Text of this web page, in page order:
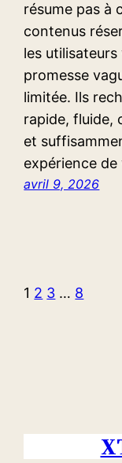
résume pas à
contenus
les utilisateurs
promesse
limitée. Ils
rapide, fluide,
et
expérience
avril 9, 2026
1 2 3 … 8